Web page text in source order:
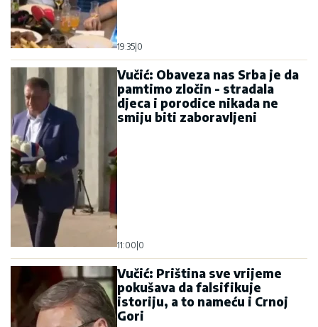
19:35 0
Vučić: Obaveza nas Srba je da
pamtimo zločin - stradala
djeca i porodice nikada ne
smiju biti zaboravljeni
11:00 0
Vučić: Priština sve vrijeme
pokušava da falsifikuje
istoriju, a to nameću i Crnoj
Gori